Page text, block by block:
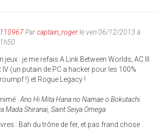
Parcaptain_rogerle ven 06/12/2013 à
jeux : je me refais A Link Between Worlds, AC III
IV (un putain de PC a hacker pour les 100%
!) et Rogue Legacy !
: Ano Hi Mita Hana no Namae o Bokutachi
Mada Shiranai, Saint Seiya Omega
Livres : Bah du trône de fer, et pas frand chose